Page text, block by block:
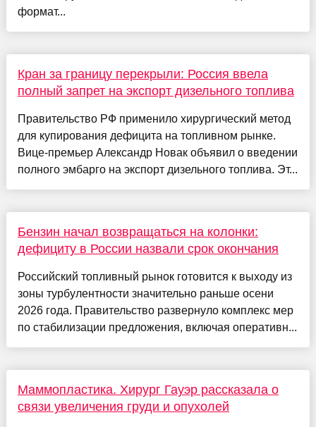
формат...
Кран за границу перекрыли: Россия ввела
полный запрет на экспорт дизельного топлива
Правительство РФ применило хирургический метод
для купирования дефицита на топливном рынке.
Вице-премьер Александр Новак объявил о введении
полного эмбарго на экспорт дизельного топлива. Эт...
Бензин начал возвращаться на колонки:
дефициту в России назвали срок окончания
Российский топливный рынок готовится к выходу из
зоны турбулентности значительно раньше осени
2026 года. Правительство развернуло комплекс мер
по стабилизации предложения, включая оперативн...
Маммопластика. Хирург Гауэр рассказала о
связи увеличения груди и опухолей